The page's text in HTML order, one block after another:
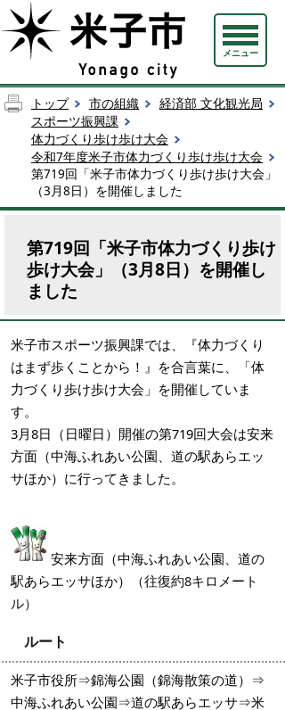
メニュー
トップ 市の組織
経済部 文化観光局
スポーツ振興課
体力づくり歩け歩け大会
令和7年度米子市体力づくり歩け歩け大会
第719回「米子市体力づくり歩け歩け大会」
（3月8日）を開催しました
第719回「米子市体力づくり歩け
歩け大会」（3月8日）を開催し
ました
米子市スポーツ振興課では、『体力づくり
はまず歩くことから！』を合言葉に、「体
力づくり歩け歩け大会」を開催していま
す。
3月8日（日曜日）開催の第719回大会は安来
方面（中海ふれあい公園、道の駅あらエッ
サほか）に行ってきました。
安来方面（中海ふれあい公園、道の
駅あらエッサほか）
（往復約8キロメート
ル）
ルート
米子市役所⇒錦海公園（錦海散策の道） ⇒
中海ふれあい公園⇒道の駅あらエッサ⇒米